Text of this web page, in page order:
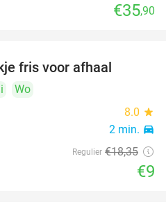
€35,90
fris voor afhaal
Wo
8.0 star
2 min. directions_car
Regulier €18,35
€9